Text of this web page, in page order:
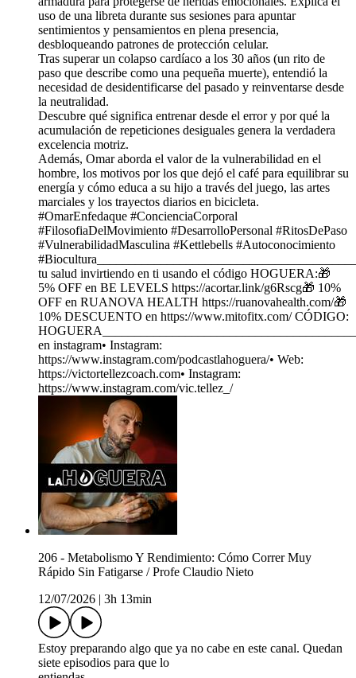
uso de una libreta durante sus sesiones para apuntar
sentimientos y pensamientos en plena presencia,
desbloqueando patrones de protección celular.
Tras superar un colapso cardíaco a los 30 años (un rito de
paso que describe como una pequeña muerte), entendió la
necesidad de desidentificarse del pasado y reinventarse desde
la neutralidad.
Descubre qué significa entrenar desde el error y por qué la
acumulación de repeticiones desiguales genera la verdadera
excelencia motriz.
Además, Omar aborda el valor de la vulnerabilidad en el
hombre, los motivos por los que dejó el café para equilibrar su
energía y cómo educa a su hijo a través del juego, las artes
marciales y los trayectos diarios en bicicleta.
#OmarEnfedaque #ConcienciaCorporal
#FilosofiaDelMovimiento #DesarrolloPersonal #RitosDePaso
#VulnerabilidadMasculina #Kettlebells #Autoconocimiento
tu salud invirtiendo en ti usando el código HOGUERA:🎁
5% OFF en BE LEVELS https://acortar.link/g6Rscg🎁 10%
OFF en RUANOVA HEALTH https://ruanovahealth.com/🎁
10% DESCUENTO en https://www.mitofitx.com/ CÓDIGO:
en instagram• Instagram:
https://www.instagram.com/podcastlahoguera/• Web:
https://victortellezcoach.com• Instagram:
https://www.instagram.com/vic.tellez_/
206 - Metabolismo Y Rendimiento: Cómo Correr Muy
Rápido Sin Fatigarse / Profe Claudio Nieto
12/07/2026
3h 13min
Estoy preparando algo que ya no cabe en este canal. Quedan
siete episodios para que lo